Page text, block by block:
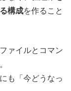
構成を作ること
ァイルとコマン
も「今どうなっ